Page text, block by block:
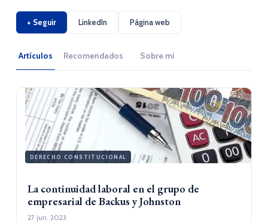
+ Seguir LinkedIn Página web
Artículos Recomendados Sobre mí
DERECHO CONSTITUCIONAL
La continuidad laboral en el grupo de
empresarial de Backus y Johnston
27 jun. 2023